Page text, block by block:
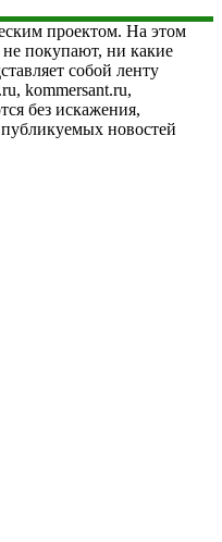
проектом. На этом
покупают, ни какие
собой ленту
kommersant.ru,
без искажения,
публикуемых новостей